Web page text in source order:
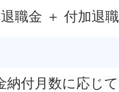
職金 ＋ 付加退
納付月数に応じ